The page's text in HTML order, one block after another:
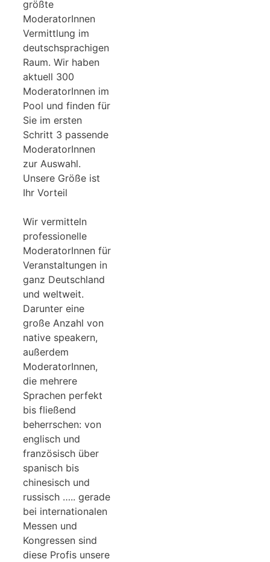
größte
ModeratorInnen
Vermittlung im
deutschsprachigen
Raum. Wir haben
aktuell 300
ModeratorInnen im
Pool und finden für
Sie im ersten
Schritt 3 passende
ModeratorInnen
zur Auswahl.
Unsere Größe ist
Ihr Vorteil
Wir vermitteln
professionelle
ModeratorInnen für
Veranstaltungen in
ganz Deutschland
und weltweit.
Darunter eine
große Anzahl von
native speakern,
außerdem
ModeratorInnen,
die mehrere
Sprachen perfekt
bis fließend
beherrschen: von
englisch und
französisch über
spanisch bis
chinesisch und
russisch ….. gerade
bei internationalen
Messen und
Kongressen sind
diese Profis unsere